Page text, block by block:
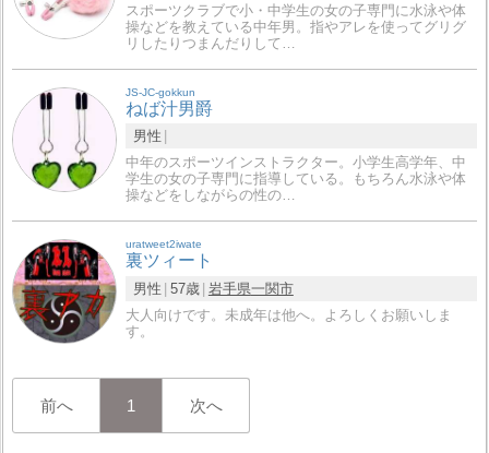
スポーツクラブで小・中学生の女の子専門に水泳や体
操などを教えている中年男。指やアレを使ってグリグ
リしたりつまんだりして…
JS-JC-gokkun
ねば汁男爵
男性
中年のスポーツインストラクター。小学生高学年、中
学生の女の子専門に指導している。もちろん水泳や体
操などをしながらの性の…
uratweet2iwate
裏ツィート
男性 57歳 岩手県一関市
大人向けです。未成年は他へ。よろしくお願いしま
す。
前へ 1 次へ